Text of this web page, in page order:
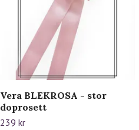
Vera BLEKROSA - stor
doprosett
239 kr